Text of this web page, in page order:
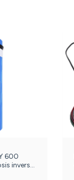
600
inversa